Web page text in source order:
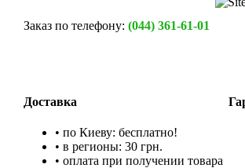
Заказ по телефону: (044) 361-61-01
Доставка
• по Киеву: бесплатно!
• в регионы: 30 грн.
• оплата при получении товара